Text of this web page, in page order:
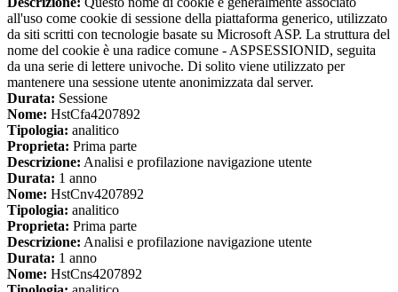
all'uso come cookie di sessione della piattaforma generico, utilizzato
da siti scritti con tecnologie basate su Microsoft ASP. La struttura del
nome del cookie è una radice comune - ASPSESSIONID, seguita
da una serie di lettere univoche. Di solito viene utilizzato per
mantenere una sessione utente anonimizzata dal server.
Durata: Sessione
Nome: HstCfa4207892
Tipologia: analitico
Proprieta: Prima parte
Descrizione: Analisi e profilazione navigazione utente
Durata: 1 anno
Nome: HstCnv4207892
Tipologia: analitico
Proprieta: Prima parte
Descrizione: Analisi e profilazione navigazione utente
Durata: 1 anno
Nome: HstCns4207892